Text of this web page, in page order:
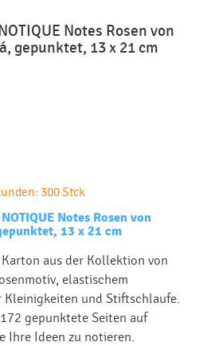
Notes Rosen von
gepunktet, 13 x 21 cm
300 Stck
NOTIQUE Notes Rosen von
13 x 21 cm
aus der Kollektion von
elastischem
Kleinigkeiten und Stiftschlaufe.
gepunktete Seiten auf
Ihre Ideen zu notieren.